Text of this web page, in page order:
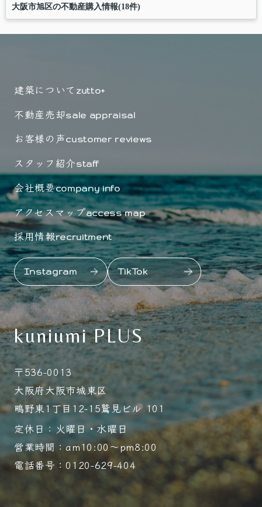
大阪市旭区の不動産購入情報(18件)
建築について zutto+
不動産売却sale appraisal
お客様の声customer reviews
スタッフ紹介staff
会社概要company info
アクセスマップaccess map
採用情報recruitment
Instagram TikTok
kuniumi PLUS
〒536-0013
大阪府大阪市城東区
鴫野東1丁目12-15鷲見ビル 101
定休日：火曜日・水曜日
営業時間：am10:00～pm8:00
電話番号：0120-629-404